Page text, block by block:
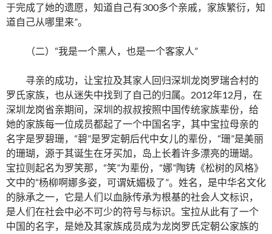
于完成了她的遗愿，知道自己有300多个亲戚，家族繁衍，知
道自己从哪里来”。
（二）“我是一个黑人，也是一个客家人”
寻亲的成功，让宝拉及其家人回归深圳龙岗罗瑞合村的
罗氏家族，也从迷失中找到了自己的归属。2012年12月，在
深圳龙岗省亲期间，深圳的叔叔按照中国传统家族辈份，给
她的家族每一位成员都起了一个中国名字，其中宝拉母亲的
名字是罗碧珊，“碧”是罗定朝后代中女儿的辈份，“珊”是美丽
的珊瑚，源于其诞生在牙买加，岛上长着许多漂亮的珊瑚。
宝拉则起名为罗笑那，“笑”为辈份，“娜”陶铸《松树的风格》
文中的“杨柳啊娜多姿，可谓妩媚极了”。姓名，是中华名文化
的脉承之一，它是人们以血脉传承为根基的社会人文标识，
是人们在社会中必不可少的符号与标识。宝拉从此有了一个
中国的名字，是她及其家族成员成为龙岗罗氏定朝公家族的